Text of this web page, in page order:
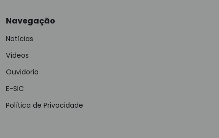
Navegação
Notícias
Vídeos
Ouvidoria
E-SIC
Política de Privacidade